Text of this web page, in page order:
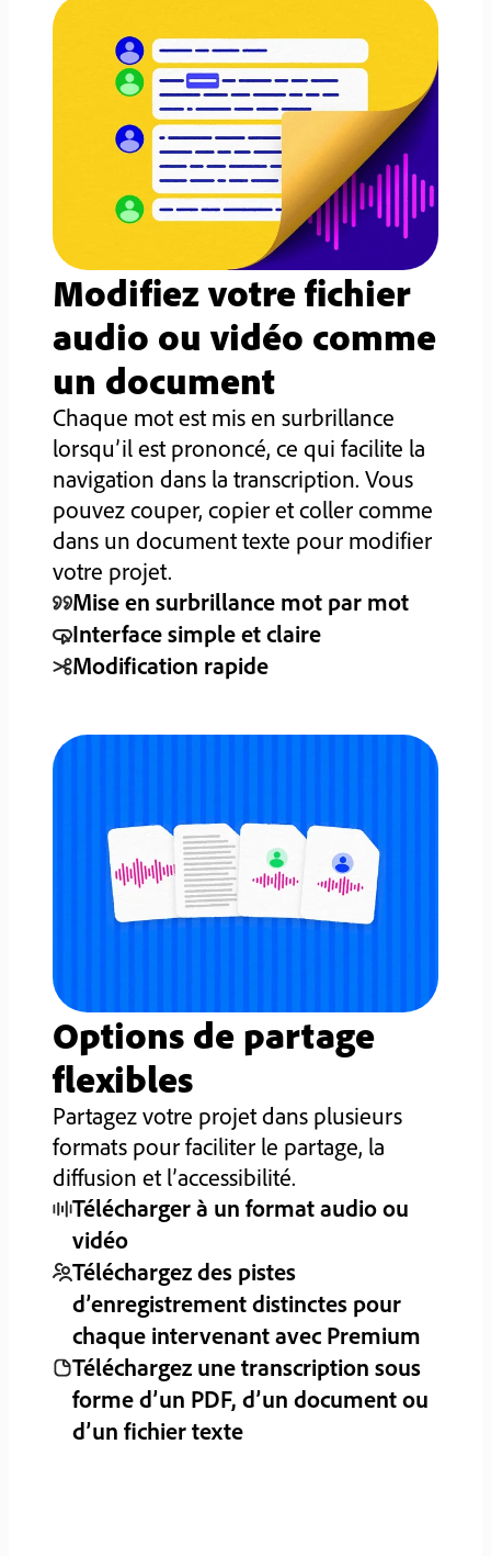
Modifiez votre fichier
audio ou vidéo comme
un document
Chaque mot est mis en surbrillance
lorsqu’il est prononcé, ce qui facilite la
navigation dans la transcription. Vous
pouvez couper, copier et coller comme
dans un document texte pour modifier
votre projet.
Mise en surbrillance mot par mot
Interface simple et claire
Modification rapide
Options de partage
flexibles
Partagez votre projet dans plusieurs
formats pour faciliter le partage, la
diffusion et l’accessibilité.
Télécharger à un format audio ou
vidéo
Téléchargez des pistes
d’enregistrement distinctes pour
chaque intervenant avec Premium
Téléchargez une transcription sous
forme d’un PDF, d’un document ou
d’un fichier texte